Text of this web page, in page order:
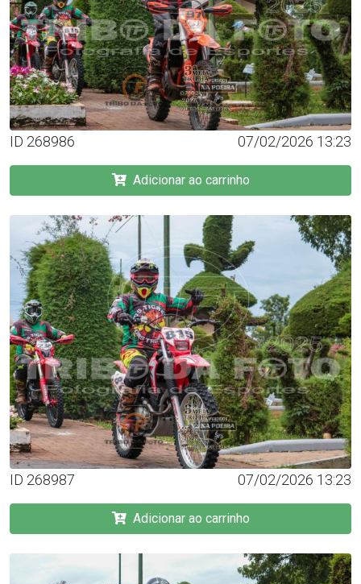
ID 268986 07/02/2026 13:23
Adicionar ao carrinho
ID 268987 07/02/2026 13:23
Adicionar ao carrinho